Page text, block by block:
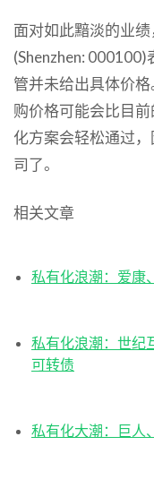
面对如此黯淡的业绩
(Shenzhen:
管并未给出具体价格
购价格可能会比目
化方案会轻松通过
司了。
相关文章
私有化浪潮：爱康
私有化浪潮：世纪
可转债
私有化大潮：巨人